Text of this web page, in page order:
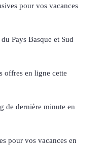
pour vos vacances
Pays Basque et Sud
offres en ligne cette
de dernière minute en
pour vos vacances en